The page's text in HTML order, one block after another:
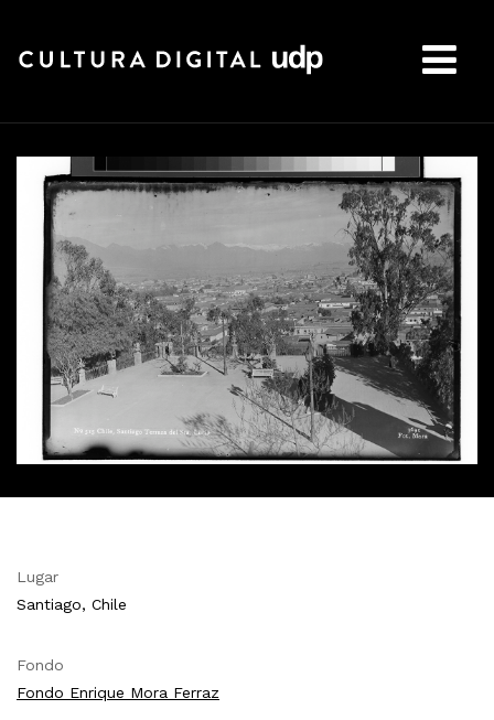
Lugar
Santiago, Chile
Fondo
Fondo Enrique Mora Ferraz